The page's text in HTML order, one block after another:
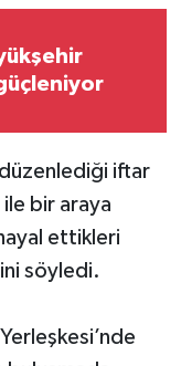
düzenlediği iftar
ile bir araya
ettikleri
söyledi.